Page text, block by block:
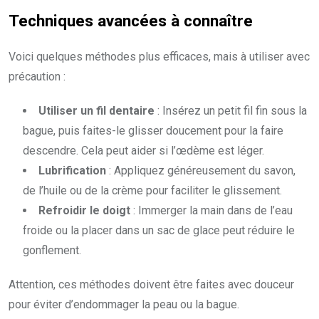
Techniques avancées à connaître
Voici quelques méthodes plus efficaces, mais à utiliser avec
précaution :
Utiliser un fil dentaire : Insérez un petit fil fin sous la
bague, puis faites-le glisser doucement pour la faire
descendre. Cela peut aider si l’œdème est léger.
Lubrification : Appliquez généreusement du savon,
de l’huile ou de la crème pour faciliter le glissement.
Refroidir le doigt : Immerger la main dans de l’eau
froide ou la placer dans un sac de glace peut réduire le
gonflement.
Attention, ces méthodes doivent être faites avec douceur
pour éviter d’endommager la peau ou la bague.